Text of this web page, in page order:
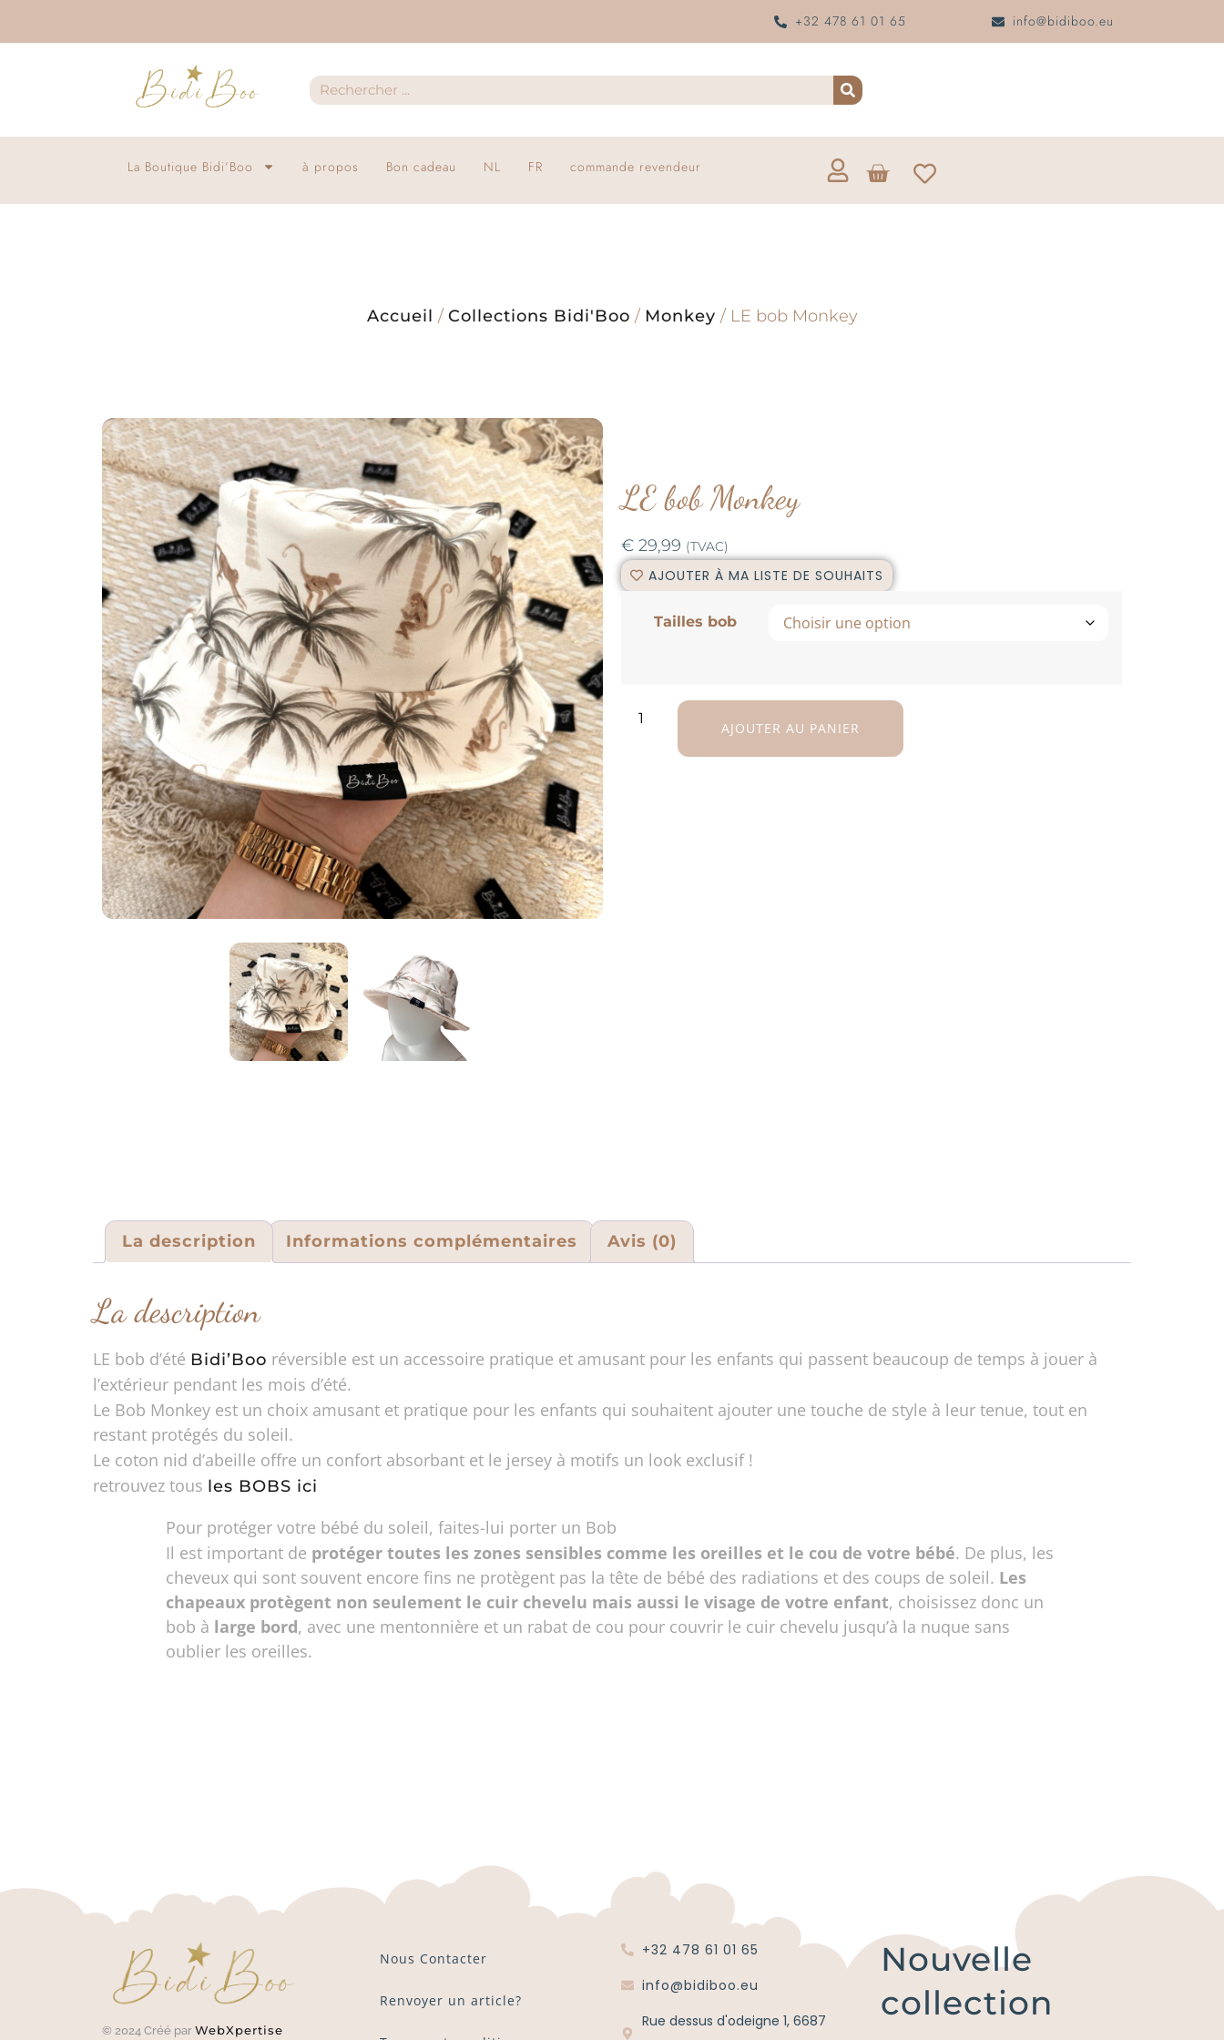
+32 478 61 01 65 info@bidiboo.eu
La Boutique Bidi’Boo à propos Bon cadeau NL FR commande revendeur
Accueil / Collections Bidi'Boo / Monkey / LE bob Monkey
LE bob Monkey
€ 29,99 (TVAC)
AJOUTER À MA LISTE DE SOUHAITS
Tailles bob
AJOUTER AU PANIER
La description Informations complémentaires Avis (0)
La description
LE bob d’été Bidi’Boo réversible est un accessoire pratique et amusant pour les enfants qui passent beaucoup de temps à jouer à
l’extérieur pendant les mois d’été.
Le Bob Monkey est un choix amusant et pratique pour les enfants qui souhaitent ajouter une touche de style à leur tenue, tout en
restant protégés du soleil.
Le coton nid d’abeille offre un confort absorbant et le jersey à motifs un look exclusif !
retrouvez tous les BOBS ici
Pour protéger votre bébé du soleil, faites-lui porter un Bob
Il est important de protéger toutes les zones sensibles comme les oreilles et le cou de votre bébé. De plus, les
cheveux qui sont souvent encore fins ne protègent pas la tête de bébé des radiations et des coups de soleil. Les
chapeaux protègent non seulement le cuir chevelu mais aussi le visage de votre enfant, choisissez donc un
bob à large bord, avec une mentonnière et un rabat de cou pour couvrir le cuir chevelu jusqu’à la nuque sans
oublier les oreilles.
© 2024 Créé par WebXpertise
Nous Contacter
Renvoyer un article?
+32 478 61 01 65
info@bidiboo.eu
Rue dessus d'odeigne 1, 6687
Nouvelle
collection